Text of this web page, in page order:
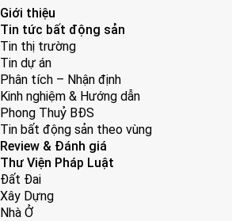
Giới thiệu
Tin tức bất động sản
Tin thị trường
Tin dự án
Phân tích – Nhận định
Kinh nghiệm & Hướng dẫn
Phong Thuỷ BĐS
Tin bất động sản theo vùng
Review & Đánh giá
Thư Viện Pháp Luật
Đất Đai
Xây Dựng
Nhà Ở